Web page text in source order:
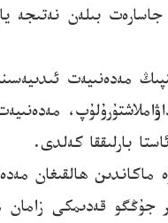
بىلەن نەتىجە
مەدەنىيەت
بارلىققا كەلدى.
ماكاندىن ھالقىغان
جۇڭگو قەدىمكى